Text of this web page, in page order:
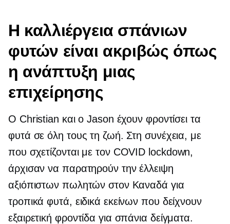
Η καλλιέργεια σπάνιων
φυτών είναι ακριβώς όπως
η ανάπτυξη μιας
επιχείρησης
Ο Christian και ο Jason έχουν φροντίσει τα
φυτά σε όλη τους τη ζωή. Στη συνέχεια, με
που σχετίζονται με τον COVID lockdown,
άρχισαν να παρατηρούν την έλλειψη
αξιόπιστων πωλητών στον Καναδά για
τροπικά φυτά, ειδικά εκείνων που δείχνουν
εξαιρετική φροντίδα για σπάνια δείγματα.